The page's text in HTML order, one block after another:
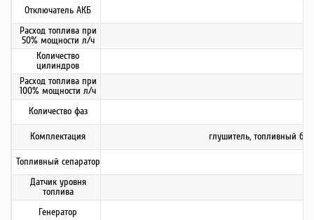
Отключатель АКБ
Расход топлива при
50% мощности л/ч
Количество
цилиндров
Расход топлива при
100% мощности л/ч
Количество фаз
Комплектация глушитель, топливный
Топливный сепаратор
Датчик уровня
топлива
Генератор